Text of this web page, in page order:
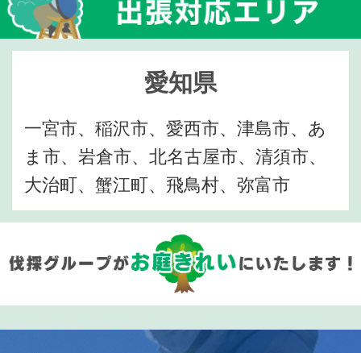
愛知県
一宮市、稲沢市、愛西市、津島市、あ
ま市、岩倉市、北名古屋市、清須市、
大治町、蟹江町、飛鳥村、弥富市